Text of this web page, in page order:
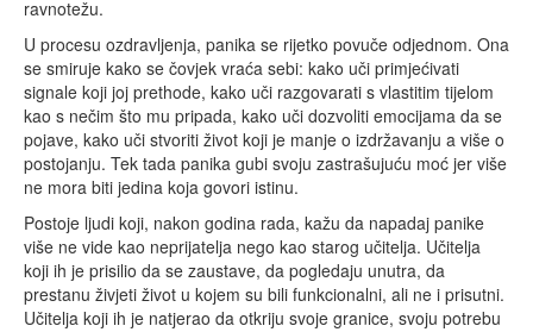
ravnotežu.
U procesu ozdravljenja, panika se rijetko povuče odjednom. Ona
se smiruje kako se čovjek vraća sebi: kako uči primjećivati
signale koji joj prethode, kako uči razgovarati s vlastitim tijelom
kao s nečim što mu pripada, kako uči dozvoliti emocijama da se
pojave, kako uči stvoriti život koji je manje o izdržavanju a više o
postojanju. Tek tada panika gubi svoju zastrašujuću moć jer više
ne mora biti jedina koja govori istinu.
Postoje ljudi koji, nakon godina rada, kažu da napadaj panike
više ne vide kao neprijatelja nego kao starog učitelja. Učitelja
koji ih je prisilio da se zaustave, da pogledaju unutra, da
prestanu živjeti život u kojem su bili funkcionalni, ali ne i prisutni.
Učitelja koji ih je natjerao da otkriju svoje granice, svoju potrebu